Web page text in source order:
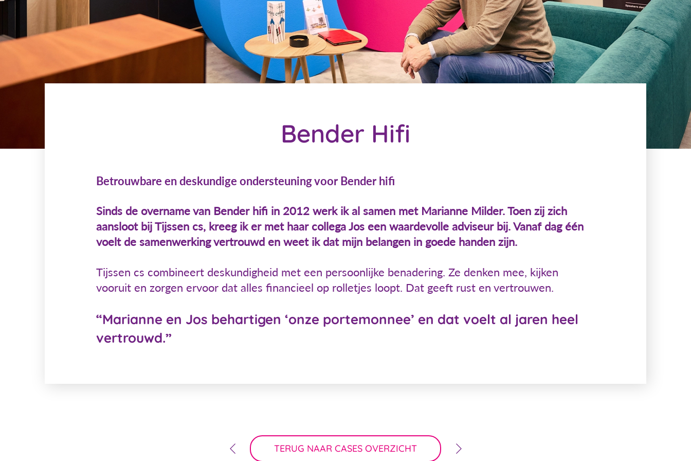
Bender Hifi
Betrouwbare en deskundige ondersteuning voor Bender hifi
Sinds de overname van Bender hifi in 2012 werk ik al samen met Marianne Milder. Toen zij zich
aansloot bij Tijssen cs, kreeg ik er met haar collega Jos een waardevolle adviseur bij. Vanaf dag één
voelt de samenwerking vertrouwd en weet ik dat mijn belangen in goede handen zijn.
Tijssen cs combineert deskundigheid met een persoonlijke benadering. Ze denken mee, kijken
vooruit en zorgen ervoor dat alles financieel op rolletjes loopt. Dat geeft rust en vertrouwen.
“Marianne en Jos behartigen ‘onze portemonnee’ en dat voelt al jaren heel
vertrouwd.”
TERUG NAAR CASES OVERZICHT